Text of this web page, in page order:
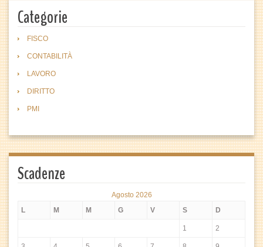
Categorie
FISCO
CONTABILITÀ
LAVORO
DIRITTO
PMI
Scadenze
Agosto 2026
L
M M G V S D
1 2